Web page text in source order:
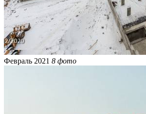
Февраль 2021 8 фото